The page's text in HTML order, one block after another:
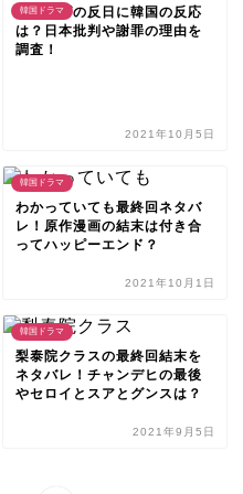
韓国ドラマ
ザキングの反日に韓国の反応
は？日本批判や謝罪の理由を
調査！
2021年10月5日
韓国ドラマ
わかっていても最終回ネタバ
レ！原作漫画の結末は付き合
ってハッピーエンド？
2021年10月1日
韓国ドラマ
梨泰院クラスの最終回結末を
ネタバレ！チャンデヒの最後
やセロイとスアとグンスは？
2021年9月5日